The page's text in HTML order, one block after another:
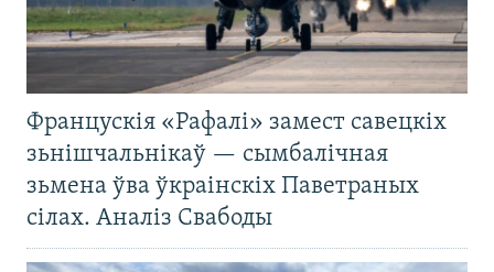
Францускія «Рафалі» замест савецкіх
зьнішчальнікаў — сымбалічная
зьмена ўва ўкраінскіх Паветраных
сілах. Аналіз Свабоды